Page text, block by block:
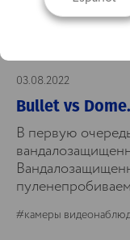
03.08.2022
Bullet vs
В первую
#камеры